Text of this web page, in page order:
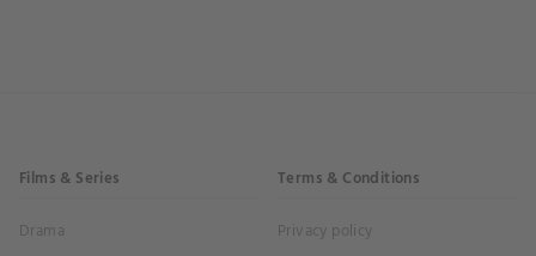
Films & Series
Drama
Terms & Conditions
Privacy policy